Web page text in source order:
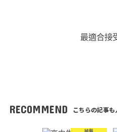
最適合接
RECOMMEND こちらの記事も